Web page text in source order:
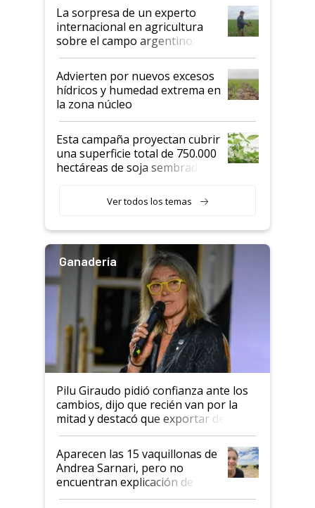
La sorpresa de un experto
internacional en agricultura
sobre el campo argentino:
"Estoy muy impresionado"
Advierten por nuevos excesos
hídricos y humedad extrema en
la zona núcleo
Esta campaña proyectan cubrir
una superficie total de 750.000
hectáreas de soja sembradas
variedades que marcan un
salto tecnológico en genética y
Ver todos los temas
Ganadería
Pilu Giraudo pidió confianza ante los
cambios, dijo que recién van por la
mitad y destacó que exportar dejó de
ser "para unos pocos": "Tenemos un
mandato muy claro del gobierno
nacional"
Aparecen las 15 vaquillonas de
Andrea Sarnari, pero no
encuentran explicación de
cómo llegaron allí